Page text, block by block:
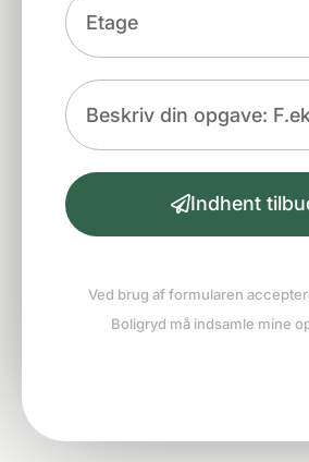
Indhent
Ved brug af formularen
Boligryd må indsamle mine